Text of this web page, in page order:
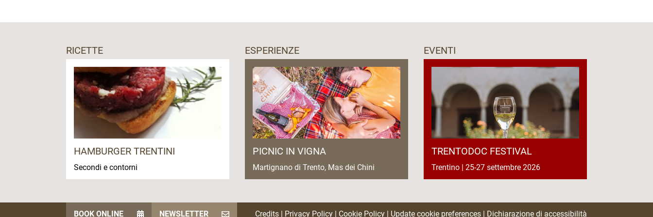
RICETTE
HAMBURGER TRENTINI
Secondi e contorni
ESPERIENZE
PICNIC IN VIGNA
Martignano di Trento, Mas dei Chini
EVENTI
TRENTODOC FESTIVAL
Trentino | 25-27 settembre 2026
BOOK ONLINE NEWSLETTER Credits Privacy Policy Cookie Policy Update cookie preferences Dichiarazione di accessibilità